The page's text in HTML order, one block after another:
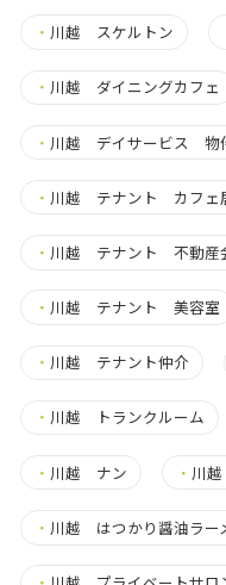
・ 川越 スケルトン
・ 川越 ダイニングカフェ
・ 川越 デイサービス 物
・ 川越 テナント カフェ
・ 川越 テナント 不動産
・ 川越 テナント 美容室
・ 川越 テナント仲介
・ 川越 トランクルーム
・ 川越 ナン ・ 川
・ 川越 はつかり醤油ラー